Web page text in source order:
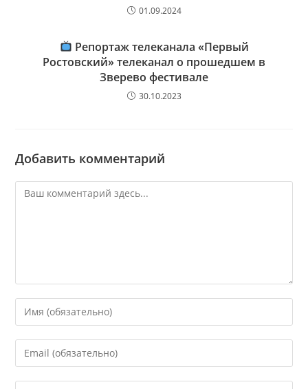
01.09.2024
Репортаж телеканала «Первый
Ростовский» телеканал о прошедшем в
Зверево фестивале
30.10.2023
Добавить комментарий